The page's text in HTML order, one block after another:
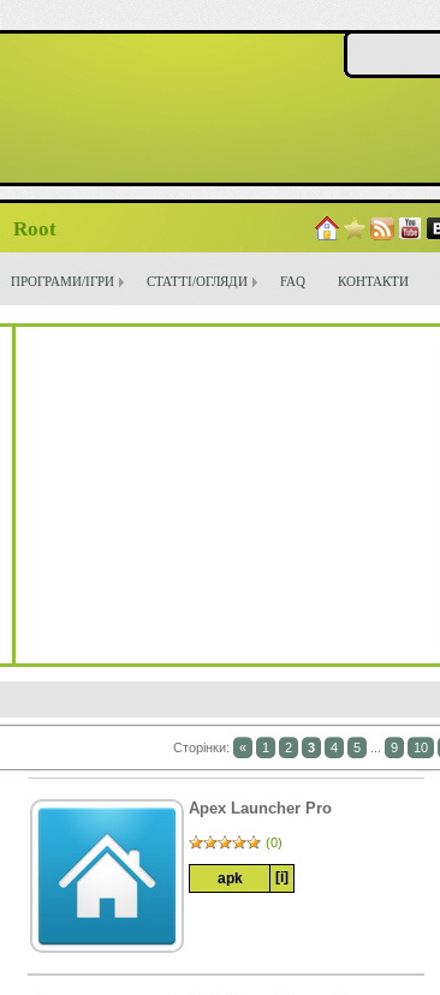
Root
ПРОГРАМИ/ІГРИ СТАТТІ/ОГЛЯДИ FAQ КОНТАКТИ
Сторінки: « 1 2 3 4 5 9 10
Apex Launcher Pro
(0)
apk [i]